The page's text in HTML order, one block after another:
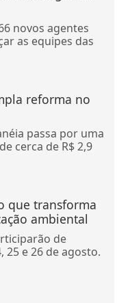
novos agentes
as equipes das
reforma no
passa por uma
cerca de R$ 2,9
que transforma
ambiental
de
25 e 26 de agosto.